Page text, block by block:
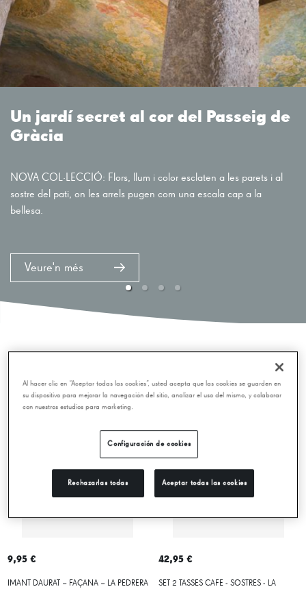
Un jardí secret al cor del Passeig de
Gràcia
NOVA COL·LECCIÓ: Flors, llum i color esclaten a les parets i al
sostre del pati, on les arrels pugen com una escala cap a la
bellesa.
Veure'n més
Novetats
9,95 €
IMANT DAURAT – FAÇANA – LA PEDRERA
42,95 €
SET 2 TASSES CAFE - SOSTRES - LA
Al hacer clic en “Aceptar todas las cookies”, usted acepta que las cookies se guarden en
su dispositivo para mejorar la navegación del sitio, analizar el uso del mismo, y colaborar
con nuestros estudios para marketing.
Configuración de cookies
Rechazarlas todas Aceptar todas las cookies